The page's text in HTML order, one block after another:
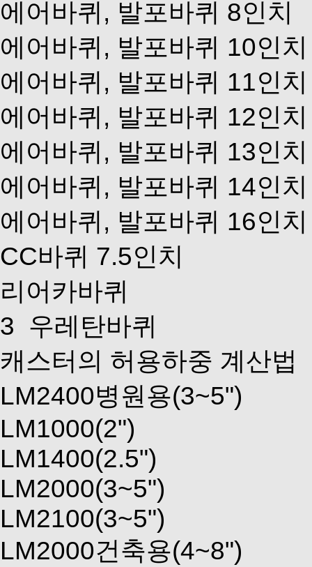
에어바퀴, 발포바퀴 8인치
에어바퀴, 발포바퀴 10인치
에어바퀴, 발포바퀴 11인치
에어바퀴, 발포바퀴 12인치
에어바퀴, 발포바퀴 13인치
에어바퀴, 발포바퀴 14인치
에어바퀴, 발포바퀴 16인치
CC바퀴 7.5인치
리어카바퀴
3 우레탄바퀴
캐스터의 허용하중 계산법
LM2400병원용(3~5")
LM1000(2")
LM1400(2.5")
LM2000(3~5")
LM2100(3~5")
LM2000건축용(4~8")